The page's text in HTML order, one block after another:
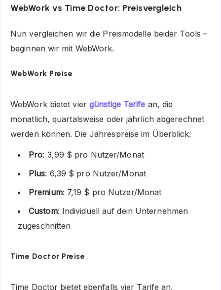
WebWork vs Time Doctor: Preisvergleich
Nun vergleichen wir die Preismodelle beider Tools –
beginnen wir mit WebWork.
WebWork Preise
WebWork bietet vier günstige Tarife an, die
monatlich, quartalsweise oder jährlich abgerechnet
werden können. Die Jahrespreise im Überblick:
Pro: 3,99 $ pro Nutzer/Monat
Plus: 6,39 $ pro Nutzer/Monat
Premium: 7,19 $ pro Nutzer/Monat
Custom: Individuell auf dein Unternehmen
zugeschnitten
Time Doctor Preise
Time Doctor bietet ebenfalls vier Tarife an,